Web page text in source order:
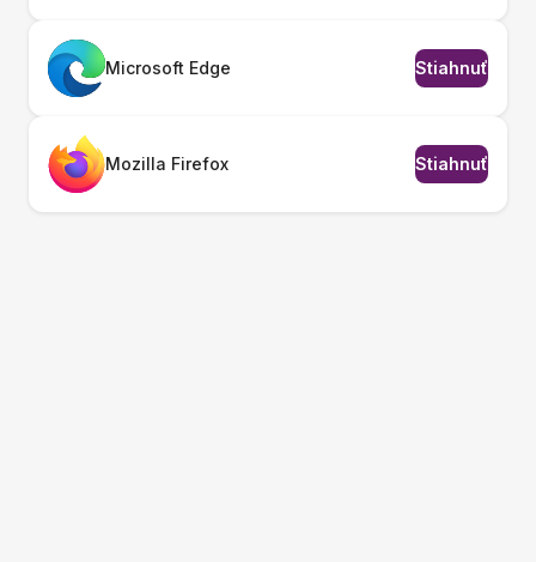
Microsoft Edge Stiahnuť
Mozilla Firefox Stiahnuť